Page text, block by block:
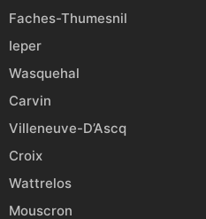
Faches-Thumesnil
Ieper
Wasquehal
Carvin
Villeneuve-D’Ascq
Croix
Wattrelos
Mouscron